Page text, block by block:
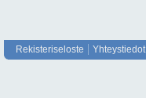
Rekisteriseloste Yhteystiedot